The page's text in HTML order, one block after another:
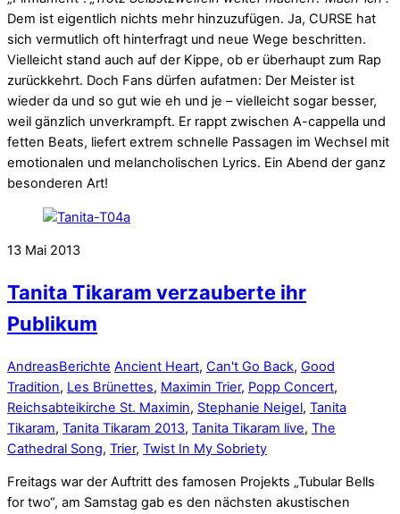
Dem ist eigentlich nichts mehr hinzuzufügen. Ja, CURSE hat
sich vermutlich oft hinterfragt und neue Wege beschritten.
Vielleicht stand auch auf der Kippe, ob er überhaupt zum Rap
zurückkehrt. Doch Fans dürfen aufatmen: Der Meister ist
wieder da und so gut wie eh und je – vielleicht sogar besser,
weil gänzlich unverkrampft. Er rappt zwischen A-cappella und
fetten Beats, liefert extrem schnelle Passagen im Wechsel mit
emotionalen und melancholischen Lyrics. Ein Abend der ganz
besonderen Art!
13 Mai 2013
Tanita Tikaram verzauberte ihr
Publikum
AndreasBerichte Ancient Heart, Can't Go Back, Good
Tradition, Les Brünettes, Maximin Trier, Popp Concert,
Reichsabteikirche St. Maximin, Stephanie Neigel, Tanita
Tikaram, Tanita Tikaram 2013, Tanita Tikaram live, The
Cathedral Song, Trier, Twist In My Sobriety
Freitags war der Auftritt des famosen Projekts „Tubular Bells
for two“, am Samstag gab es den nächsten akustischen